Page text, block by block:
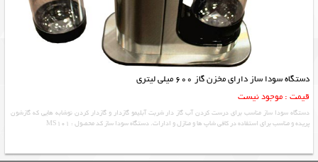
دستگاه سودا ساز دارای مخزن گاز 600 میلی لیتری
قیمت : موجود نیست
دستگاه سودا ساز مناسب برای درست کردن آب گاز دار شربت آبلیمو گازدار و گازدار کردن نوشابه هایی که گازشون
پریده و مناسب برای استفاده در کافی شاپ ها و منازل و ادارات. دستگاه سودا ساز کد محصول : MS101